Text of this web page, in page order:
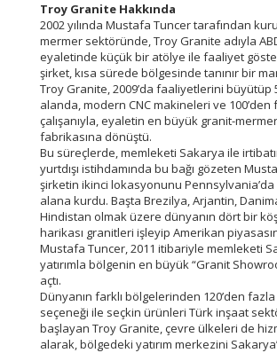
Troy Granite Hakkında
2002 yılında Mustafa Tuncer tarafından
mermer sektöründe, Troy Granite adıyla
eyaletinde küçük bir atölye ile faaliyet
şirket, kısa sürede bölgesinde tanınır bir
Troy Granite, 2009’da faaliyetlerini büyütüp
alanda, modern CNC makineleri ve
çalışanıyla, eyaletin en büyük granit-
fabrikasına dönüştü.
Bu süreçlerde, memleketi Sakarya ile
yurtdışı istihdamında bu bağı gözeten
şirketin ikinci lokasyonunu Pennsylvania’da
alana kurdu. Başta Brezilya, Arjantin,
Hindistan olmak üzere dünyanın dört bir
harikası granitleri işleyip Amerikan
Mustafa Tuncer, 2011 itibariyle memleketi
yatırımla bölgenin en büyük “Granit
açtı.
Dünyanın farklı bölgelerinden 120’den
seçeneği ile seçkin ürünleri Türk inşaat
başlayan Troy Granite, çevre ülkeleri de
alarak, bölgedeki yatırım merkezini